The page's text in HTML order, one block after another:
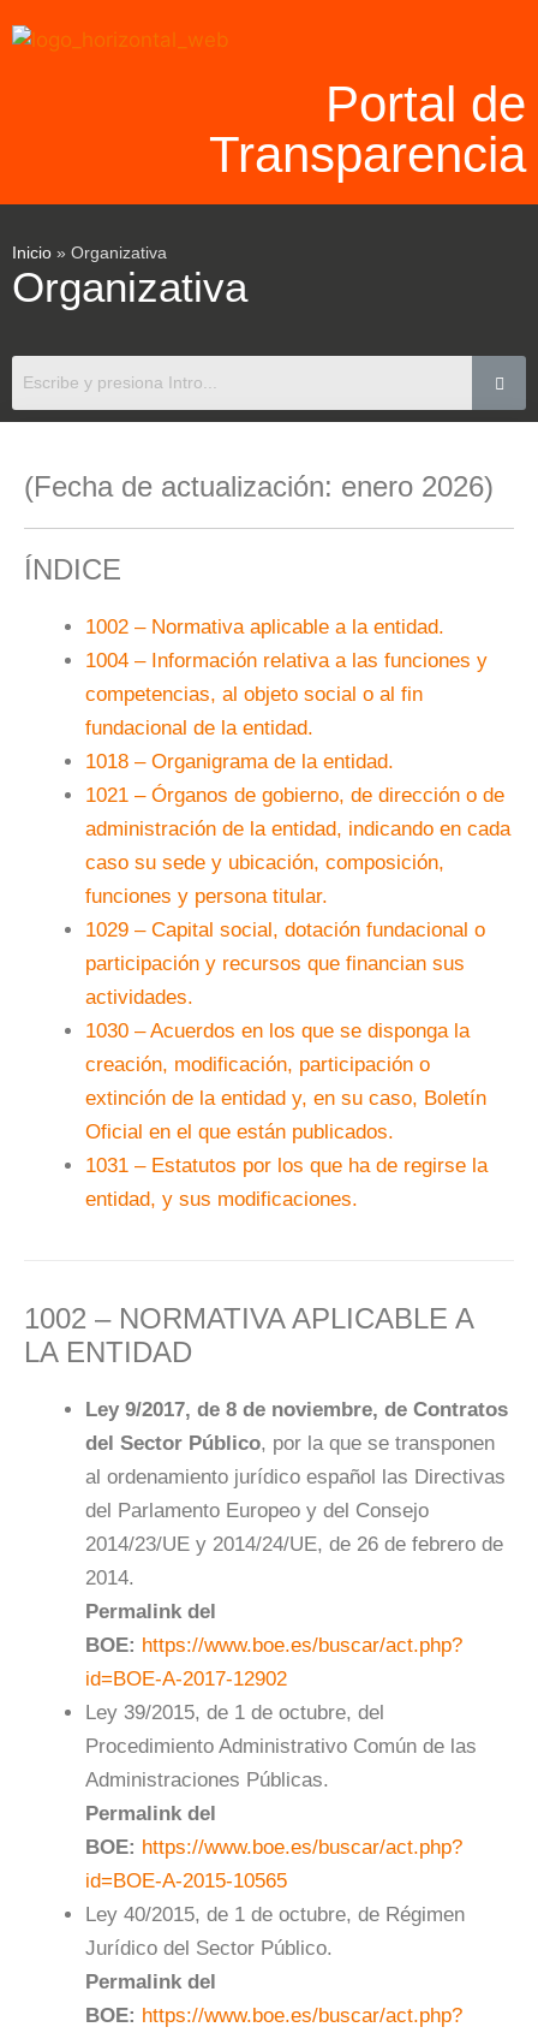
Portal de
Transparencia
Inicio » Organizativa
Organizativa
(Fecha de actualización: enero 2026)
ÍNDICE
1002 – Normativa aplicable a la entidad.
1004 – Información relativa a las funciones y
competencias, al objeto social o al fin
fundacional de la entidad.
1018 – Organigrama de la entidad.
1021 – Órganos de gobierno, de dirección o de
administración de la entidad, indicando en cada
caso su sede y ubicación, composición,
funciones y persona titular.
1029 – Capital social, dotación fundacional o
participación y recursos que financian sus
actividades.
1030 – Acuerdos en los que se disponga la
creación, modificación, participación o
extinción de la entidad y, en su caso, Boletín
Oficial en el que están publicados.
1031 – Estatutos por los que ha de regirse la
entidad, y sus modificaciones.
1002 – NORMATIVA APLICABLE A
LA ENTIDAD
Ley 9/2017, de 8 de noviembre, de Contratos
del Sector Público, por la que se transponen
al ordenamiento jurídico español las Directivas
del Parlamento Europeo y del Consejo
2014/23/UE y 2014/24/UE, de 26 de febrero de
2014.
Permalink del
BOE: https://www.boe.es/buscar/act.php?
id=BOE-A-2017-12902
Ley 39/2015, de 1 de octubre, del
Procedimiento Administrativo Común de las
Administraciones Públicas.
Permalink del
BOE: https://www.boe.es/buscar/act.php?
id=BOE-A-2015-10565
Ley 40/2015, de 1 de octubre, de Régimen
Jurídico del Sector Público.
Permalink del
BOE: https://www.boe.es/buscar/act.php?